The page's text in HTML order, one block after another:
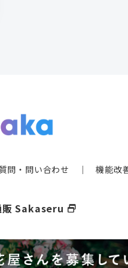
問・問い合わせ ｜機能改
販 Sakaseru select_window